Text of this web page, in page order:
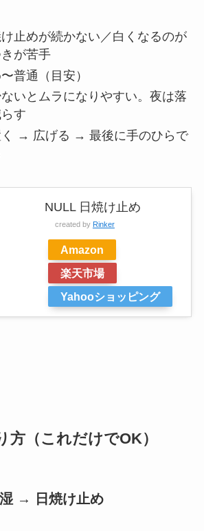
止めが続かない／白くなるのが
が苦手
普通（目安）
いとムラになりやすい。夜は落
す
く → 広げる → 最後に手のひらで
NULL 日焼け止め
created by Rinker
Amazon
楽天市場
Yahooショッピング
方（これだけでOK）
→ 日焼け止め